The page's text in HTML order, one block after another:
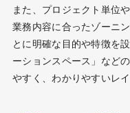
また、プロジェクト単位
業務内容に合ったゾーニ
とに明確な目的や特徴を
ーションスペース」など
やすく、わかりやすいレ